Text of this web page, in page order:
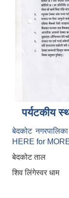
पर्यटकीय
बेदकोट
HERE for
बेदकोट ताल
शिव लिंगेस्वर धाम